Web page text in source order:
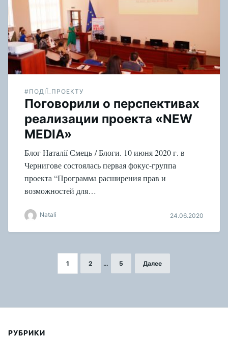
#ПОДІЇ_ПРОЕКТУ
Поговорили о перспективах
реализации проекта «NEW
MEDIA»
Блог Наталії Ємець / Блоги. 10 июня 2020 г. в
Чернигове состоялась первая фокус-группа
проекта “Программа расширения прав и
возможностей для…
Natali 24.06.2020
Навигация
1 2 … 5 Далее
РУБРИКИ